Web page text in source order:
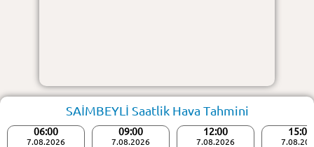
SAİMBEYLİ Saatlik Hava Tahmini
06:00
7.08.2026
09:00
7.08.2026
12:00
7.08.2026
15:00